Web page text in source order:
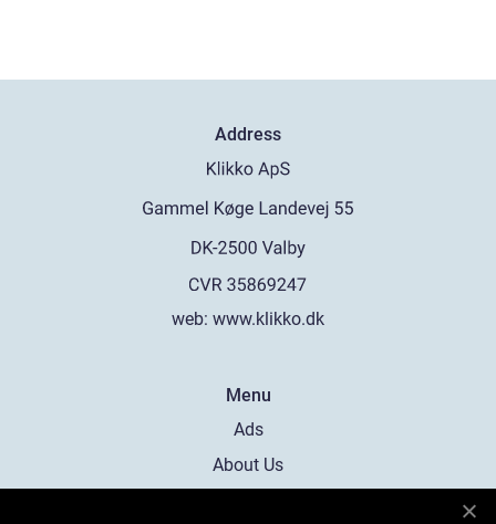
Address
web: www.klikko.dk
Menu
Ads
About Us